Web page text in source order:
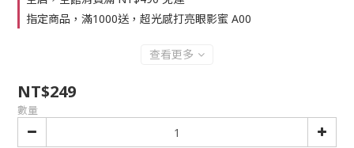
指定商品，滿1000送，超光感打亮眼影蜜 A00
查看更多
NT$249
數量